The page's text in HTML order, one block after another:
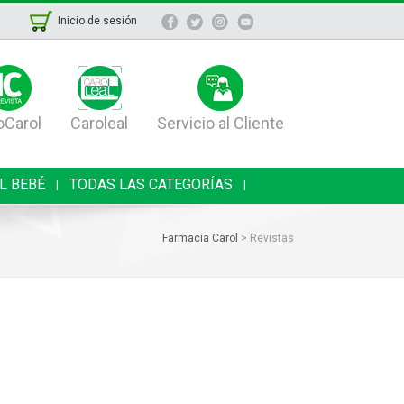
Inicio de sesión
Caroleal Servicio al Cliente
BEBÉ TODAS LAS CATEGORÍAS
Farmacia Carol > Revistas